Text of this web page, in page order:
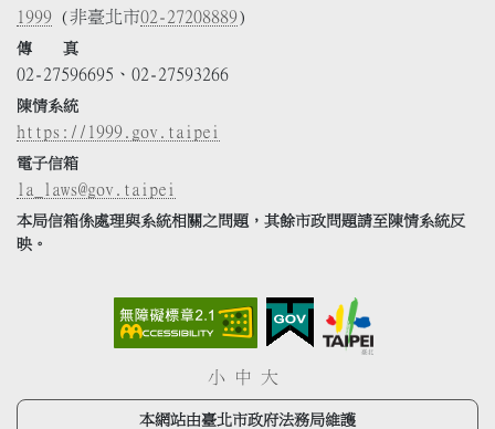
1999 (非臺北市02-27208889)
傳 真
02-27596695、02-27593266
陳情系統
https://1999.gov.taipei
電子信箱
la_laws@gov.taipei
本局信箱係處理與系統相關之問題，其餘市政問題請至陳情系統反
映。
小 中 大
本網站由臺北市政府法務局維護